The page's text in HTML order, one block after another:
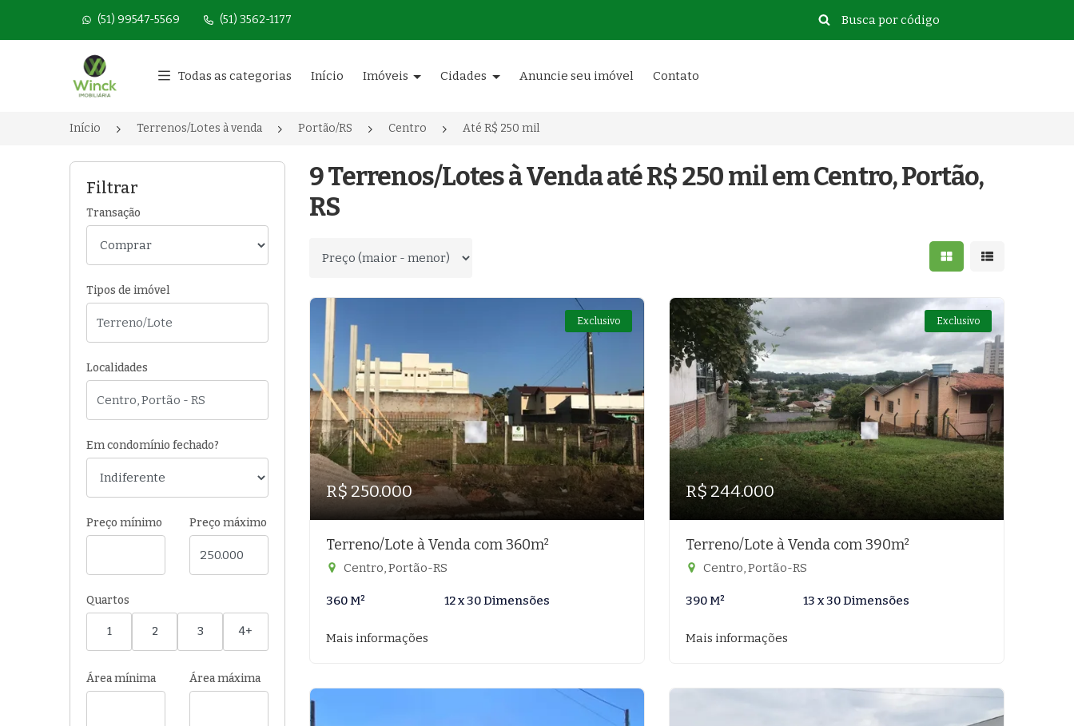
(51) 99547-5569 (51) 3562-1177
Página inicial
Todas as categorias Início Imóveis Cidades Anuncie seu imóvel Contato
Início Terrenos/Lotes à venda Portão/RS Centro Até R$ 250 mil
Filtrar
Transação
Tipos de imóvel
Localidades
Em condomínio fechado?
Preço mínimo Preço máximo
Quartos
1 2 3 4+
Área mínima Área máxima
9 Terrenos/Lotes à Venda até R$ 250 mil em Centro, Portão,
RS
Ordenar por Mostrar resultados
Mostrar
Exclusivo
R$ 250.000
Terreno/Lote à Venda com 360m²
Centro, Portão-RS
360 M² 12 x 30 Dimensões
Mais informações
Exclusivo
R$ 244.000
Terreno/Lote à Venda com 390m²
Centro, Portão-RS
390 M² 13 x 30 Dimensões
Mais informações